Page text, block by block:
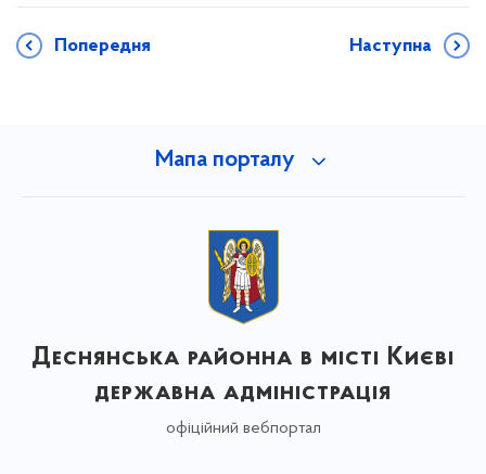
Попередня Наступна
Мапа порталу
Деснянська районна в місті Києві
державна адміністрація
офіційний вебпортал